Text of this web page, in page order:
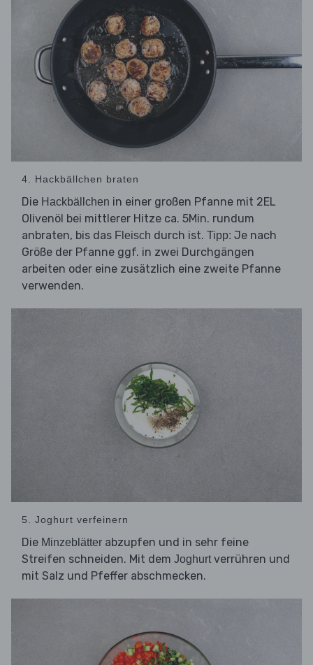
4. Hackbällchen braten
Die Hackbällchen in einer großen Pfanne mit 2EL
Olivenöl bei mittlerer Hitze ca. 5Min. rundum
anbraten, bis das Fleisch durch ist. Tipp: Je nach
Größe der Pfanne ggf. in zwei Durchgängen
arbeiten oder eine zusätzlich eine zweite Pfanne
verwenden.
5. Joghurt verfeinern
Die Minzeblätter abzupfen und in sehr feine
Streifen schneiden. Mit dem Joghurtverrühren und
mit Salz und Pfeffer abschmecken.